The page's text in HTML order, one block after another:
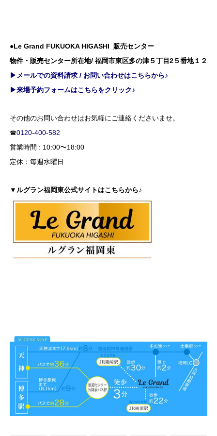
●Le Grand FUKUOKA HIGASHI 販売センター
物件・販売センター所在地/ 福岡市東区多の津５丁目2５番地１２
▶メールでの資料請求 / お問い合わせはこちらから♪
▶来場予約フォームはこちらをクリック♪
その他のお問い合わせはお気軽にご連絡くださいませ。
☎0120-400-582
営業時間 : 10:00〜18:00
定休：毎週水曜日
▼ルグラン福岡東公式サイトはこちらから♪